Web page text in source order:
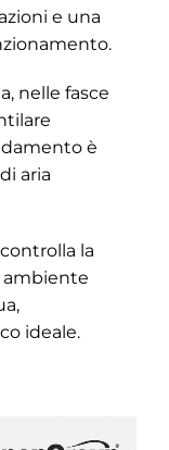
e una
nelle fasce
è
aria
la
ambiente
ideale.